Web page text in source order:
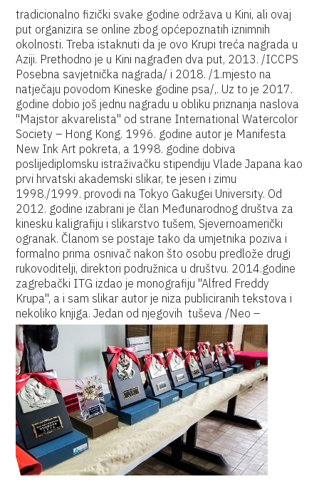
tradicionalno fizički svake godine održava u Kini, ali ovaj
put organizira se online zbog općepoznatih iznimnih
okolnosti. Treba istaknuti da je ovo Krupi treća nagrada u
Aziji. Prethodno je u Kini nagrađen dva put, 2013. /ICCPS
Posebna savjetnička nagrada/ i 2018. /1.mjesto na
natječaju povodom Kineske godine psa/,. Uz to je 2017.
godine dobio još jednu nagradu u obliku priznanja naslova
"Majstor akvarelista" od strane International Watercolor
Society – Hong Kong. 1996. godine autor je Manifesta
New Ink Art pokreta, a 1998. godine dobiva
poslijediplomsku istraživačku stipendiju Vlade Japana kao
prvi hrvatski akademski slikar, te jesen i zimu
1998./1999. provodi na Tokyo Gakugei University. Od
2012. godine izabrani je član Međunarodnog društva za
kinesku kaligrafiju i slikarstvo tušem, Sjevernoamerički
ogranak. Članom se postaje tako da umjetnika poziva i
formalno prima osnivač nakon što osobu predlože drugi
rukovoditelji, direktori podružnica u društvu. 2014.godine
zagrebački ITG izdao je monografiju "Alfred Freddy
Krupa", a i sam slikar autor je niza publiciranih tekstova i
nekoliko knjiga.Jedan od njegovih tuševa /Neo –